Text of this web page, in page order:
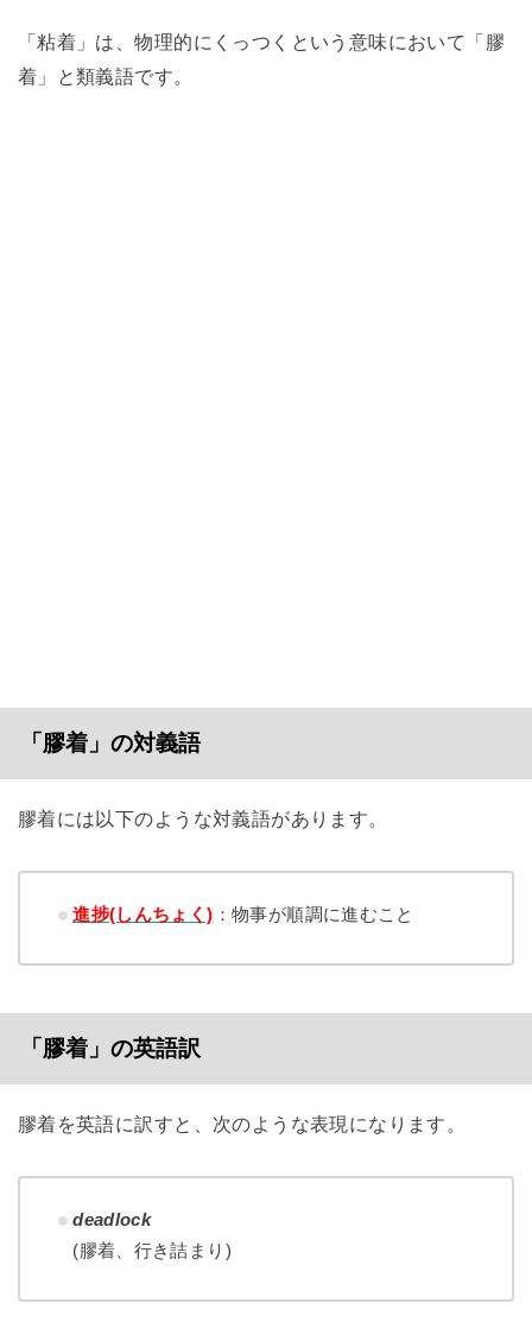
「粘着」は、物理的にくっつくという意味において「膠
着」と類義語です。
「膠着」の対義語
膠着には以下のような対義語があります。
進捗(しんちょく) ：物事が順調に進むこと
「膠着」の英語訳
膠着を英語に訳すと、次のような表現になります。
deadlock
(膠着、行き詰まり)